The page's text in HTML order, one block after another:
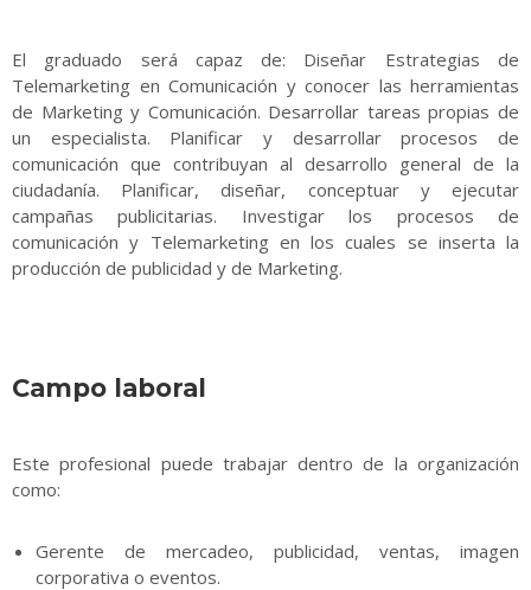
El graduado será capaz de: Diseñar Estrategias de
Telemarketing en Comunicación y conocer las herramientas
de Marketing y Comunicación. Desarrollar tareas propias de
un especialista. Planificar y desarrollar procesos de
comunicación que contribuyan al desarrollo general de la
ciudadanía. Planificar, diseñar, conceptuar y ejecutar
campañas publicitarias. Investigar los procesos de
comunicación y Telemarketing en los cuales se inserta la
producción de publicidad y de Marketing.
Campo laboral
Este profesional puede trabajar dentro de la organización
como:
Gerente de mercadeo, publicidad, ventas, imagen
corporativa o eventos.